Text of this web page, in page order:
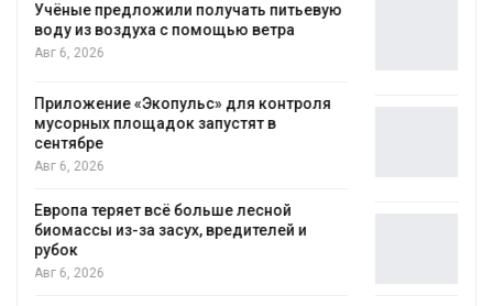
В пяти странах Амазонии задержали
более 800 человек в ходе операции
Новый порядок расчёта нарушений квот
на промышленные выбросы может
В Ирбите начнут расчистку Ницы после
рекордного дождевого паводка